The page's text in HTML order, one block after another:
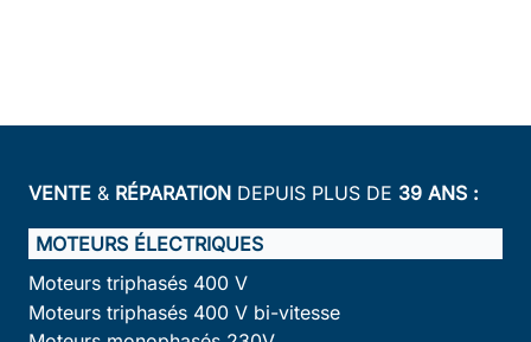
VENTE & RÉPARATION DEPUIS PLUS DE 39 ANS :
MOTEURS ÉLECTRIQUES
Moteurs triphasés 400 V
Moteurs triphasés 400 V bi-vitesse